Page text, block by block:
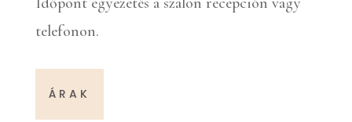
telefonon.
ÁRAK